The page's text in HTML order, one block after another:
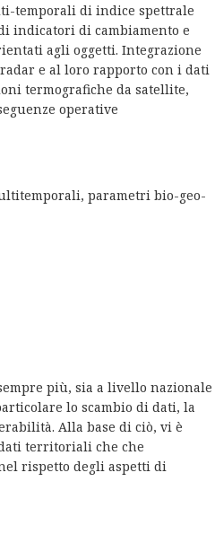
temporali di indice spettrale
indicatori di cambiamento e
agli oggetti. Integrazione
e al loro rapporto con i dati
termografiche da satellite,
operative
parametri bio-geo-
più, sia a livello nazionale
lo scambio di dati, la
Alla base di ciò, vi è
territoriali che che
rispetto degli aspetti di